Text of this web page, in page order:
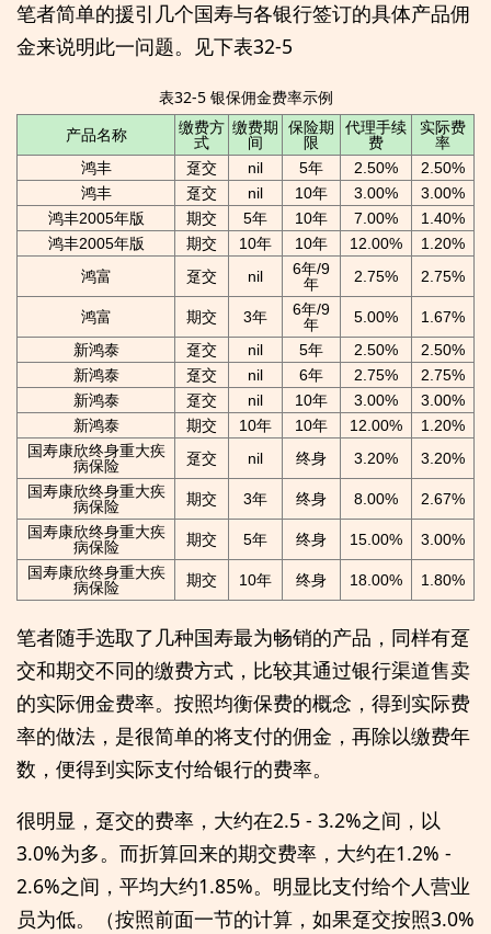
笔者简单的援引几个国寿与各银行签订的具体产品佣
金来说明此一问题。见下表32-5
表32-5 银保佣金费率示例
产品名称
缴费方
式
缴费期
间
保险期
限
代理手续
费
实际费
率
鸿丰 趸交 nil 5年 2.50%
2.50%
鸿丰
趸交 nil 10年 3.00%
3.00%
鸿丰2005年版
期交 5年 10年 7.00%
1.40%
鸿丰2005年版
期交 10年 10年 12.00%
1.20%
鸿富
趸交 nil
6年/9
年
2.75% 2.75%
鸿富 期交 3年
6年/9
年
5.00%
1.67%
新鸿泰
趸交 nil 5年 2.50%
2.50%
新鸿泰
趸交 nil 6年 2.75%
2.75%
新鸿泰
趸交 nil 10年 3.00%
3.00%
新鸿泰
期交 10年 10年 12.00%
1.20%
国寿康欣终身重大疾
病保险
趸交 nil 终身 3.20%
3.20%
国寿康欣终身重大疾
病保险
期交 3年 终身 8.00%
2.67%
国寿康欣终身重大疾
病保险
期交 5年 终身 15.00%
3.00%
国寿康欣终身重大疾
病保险
期交 10年 终身 18.00% 1.80%
笔者随手选取了几种国寿最为畅销的产品，同样有趸
交和期交不同的缴费方式，比较其通过银行渠道售卖
的实际佣金费率。按照均衡保费的概念，得到实际费
率的做法，是很简单的将支付的佣金，再除以缴费年
数，便得到实际支付给银行的费率。
很明显，趸交的费率，大约在2.5 - 3.2%之间，以
3.0%为多。而折算回来的期交费率，大约在1.2% -
2.6%之间，平均大约1.85%。明显比支付给个人营业
员为低。（按照前面一节的计算，如果趸交按照3.0%